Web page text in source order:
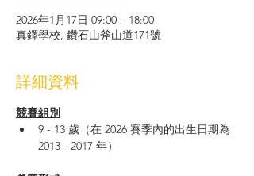
2026年1月17日 09:00 – 18:00
真鐸學校, 鑽石山斧山道171號
詳細資料
競賽組別
9 - 13 歲（在 2026 賽季內的出生日期為
2013 - 2017 年）